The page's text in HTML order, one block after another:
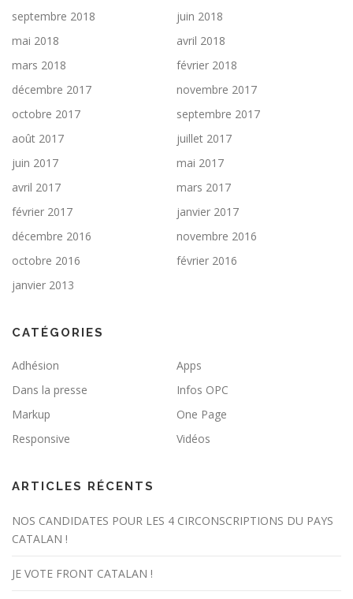
septembre 2018
juin 2018
mai 2018
avril 2018
mars 2018
février 2018
décembre 2017
novembre 2017
octobre 2017
septembre 2017
août 2017
juillet 2017
juin 2017
mai 2017
avril 2017
mars 2017
février 2017
janvier 2017
décembre 2016
novembre 2016
octobre 2016
février 2016
janvier 2013
CATÉGORIES
Adhésion
Apps
Dans la presse
Infos OPC
Markup
One Page
Responsive
Vidéos
ARTICLES RÉCENTS
NOS CANDIDATES POUR LES 4 CIRCONSCRIPTIONS DU PAYS
CATALAN !
JE VOTE FRONT CATALAN !